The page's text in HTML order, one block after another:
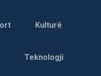
Kulturë
Teknologji